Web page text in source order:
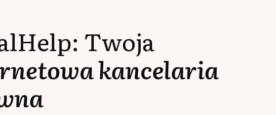
Twoja
kancelaria